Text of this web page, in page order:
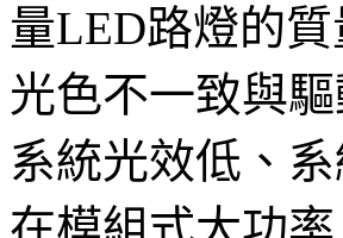
量LED路燈的
光色不一致與
系統光效低、
在模組式大功